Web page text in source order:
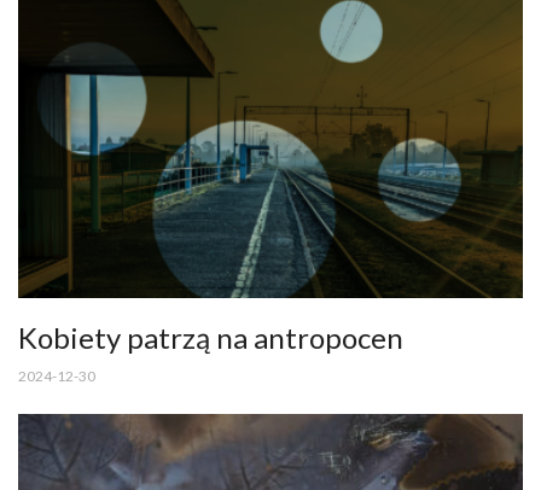
Kobiety patrzą na antropocen
2024-12-30